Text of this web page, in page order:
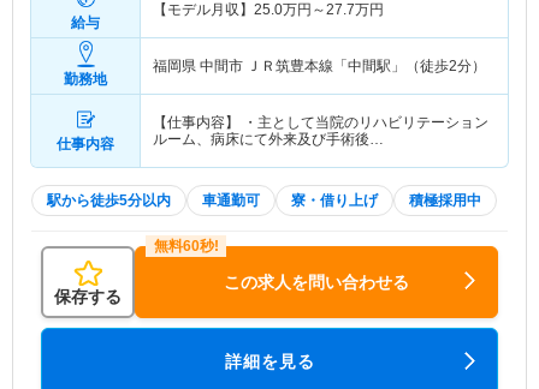
給与
【モデル月収】 25.0万円～27.7万円
勤務地
福岡県 中間市 ＪＲ筑豊本線「中間駅」（徒歩2分）
仕事内容
【仕事内容】 ・主として当院のリハビリテーション
ルーム、病床にて外来及び手術後…
駅から徒歩5分以内 車通勤可 寮・借り上げ 積極採用中
保存する
この求人を問い合わせる
詳細を見る